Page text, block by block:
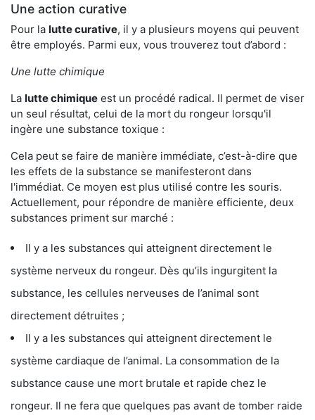
Une action curative
Pour la lutte curative, il y a plusieurs moyens qui peuvent
être employés. Parmi eux, vous trouverez tout d’abord :
Une lutte chimique
La lutte chimique est un procédé radical. Il permet de viser
un seul résultat, celui de la mort du rongeur lorsqu'il
ingère une substance toxique :
Cela peut se faire de manière immédiate, c’est-à-dire que
les effets de la substance se manifesteront dans
l'immédiat. Ce moyen est plus utilisé contre les souris.
Actuellement, pour répondre de manière efficiente, deux
substances priment sur marché :
Il y a les substances qui atteignent directement le
système nerveux du rongeur. Dès qu’ils ingurgitent la
substance, les cellules nerveuses de l’animal sont
directement détruites ;
Il y a les substances qui atteignent directement le
système cardiaque de l’animal. La consommation de la
substance cause une mort brutale et rapide chez le
rongeur. Il ne fera que quelques pas avant de tomber raide